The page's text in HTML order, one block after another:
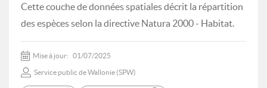
Cette couche de données spatiales décrit la répartition
des espèces selon la directive Natura 2000 - Habitat.
Mise à jour: 01/07/2025
Service public de Wallonie (SPW)